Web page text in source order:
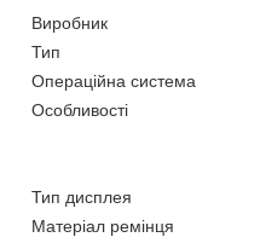
Виробник
Тип
Операційна система
Особливості
Тип дисплея
Матеріал ремінця